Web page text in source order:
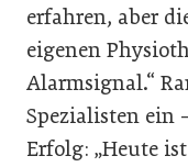
erfahren, aber
eigenen
Alarmsignal.“
Spezialisten ein
Erfolg: „Heute